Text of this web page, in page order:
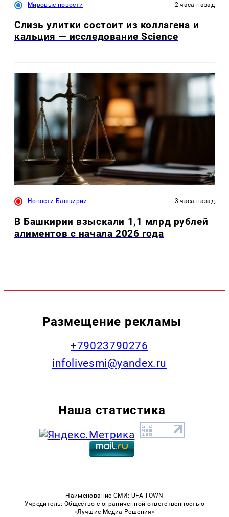
Мировые новости 2 часа назад
Слизь улитки состоит из коллагена и
кальция — исследование Science
Новости Башкирии 3 часа назад
В Башкирии взыскали 1,1 млрд рублей
алиментов с начала 2026 года
Размещение рекламы
+79023790276
infolivesmi@yandex.ru
Наша статистика
Наименование СМИ: UFA-TOWN
Учредитель: Общество с ограниченной ответственностью
«Лучшие Медиа Решения»